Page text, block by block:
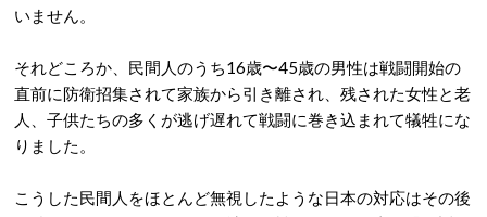
いません。
それどころか、民間人のうち16歳〜45歳の男性は戦闘開始の
直前に防衛招集されて家族から引き離され、残された女性と老
人、子供たちの多くが逃げ遅れて戦闘に巻き込まれて犠牲にな
りました。
こうした民間人をほとんど無視したような日本の対応はその後